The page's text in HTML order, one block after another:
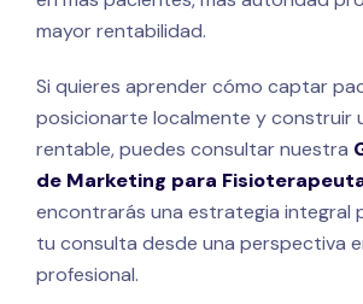
mayor rentabilidad.
Si quieres aprender cómo captar
posicionarte localmente y construir
rentable, puedes consultar nuestra
de Marketing para
encontrarás una estrategia integral
tu consulta desde una perspectiva
profesional.